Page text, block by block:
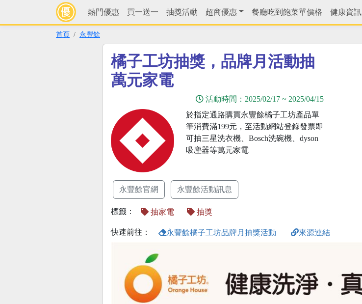
熱門優惠 買一送一 抽獎活動 超商優惠 餐廳吃到飽菜單價格 健康資訊
首頁 永豐餘
橘子工坊抽獎，品牌月活動抽
萬元家電
活動時間： 2025/02/17 ~ 2025/04/15
於指定通路購買永豐餘橘子工坊產品單
筆消費滿199元，至活動網站登錄發票即
可抽三星洗衣機、Bosch洗碗機、dyson
吸塵器等萬元家電
永豐餘官網 永豐餘活動訊息
標籤： 抽家電 抽獎
快速前往： 永豐餘橘子工坊品牌月抽獎活動 來源連結